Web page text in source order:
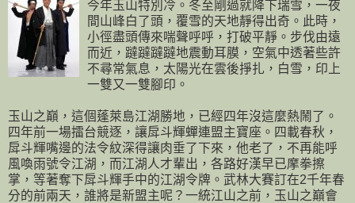
今年玉山特別冷。冬至剛過就降下瑞雪，一夜
間山峰白了頭，覆雪的天地靜得出奇。此時，
小徑盡頭傳來喘聲呼呼，打破平靜。步伐由遠
而近，躂躂躂躂地震動耳膜，空氣中透著些許
不尋常氣息，太陽光在雲後掙扎，白雪，印上
一雙又一雙腳印。
玉山之巔，這個蓬萊島江湖勝地，已經四年沒這麼熱鬧了。
四年前一場擂台競逐，讓戽斗輝蟬連盟主寶座。四載春秋，
戽斗輝嘴邊的法令紋深得讓肉垂了下來，他老了，不再能呼
風喚雨號令江湖，而江湖人才輩出，各路好漢早已摩拳擦
掌，等著奪下戽斗輝手中的江湖令牌。武林大賽訂在2千年春
分的前兩天，誰將是新盟主呢？一統江山之前，玉山之巔會